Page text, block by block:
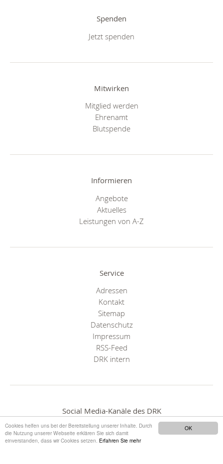
OK
Cookies helfen uns bei der Bereitstellung unserer Inhalte. Durch
die Nutzung unserer Webseite erklären Sie sich damit
einverstanden, dass wir Cookies setzen. Erfahren Sie mehr
Spenden
Jetzt spenden
Mitwirken
Mitglied werden
Ehrenamt
Blutspende
Informieren
Angebote
Aktuelles
Leistungen von A-Z
Service
Adressen
Kontakt
Sitemap
Datenschutz
Impressum
RSS-Feed
DRK intern
Social Media-Kanäle des DRK